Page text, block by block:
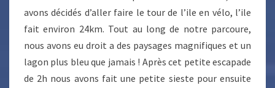
EN
2014
avons décidés d’aller faire le tour de l’ile en vélo, l’ile
fait environ 24km. Tout au long de notre parcoure,
nous avons eu droit a des paysages magnifiques et un
lagon plus bleu que jamais ! Après cet petite escapade
de 2h nous avons fait une petite sieste pour ensuite